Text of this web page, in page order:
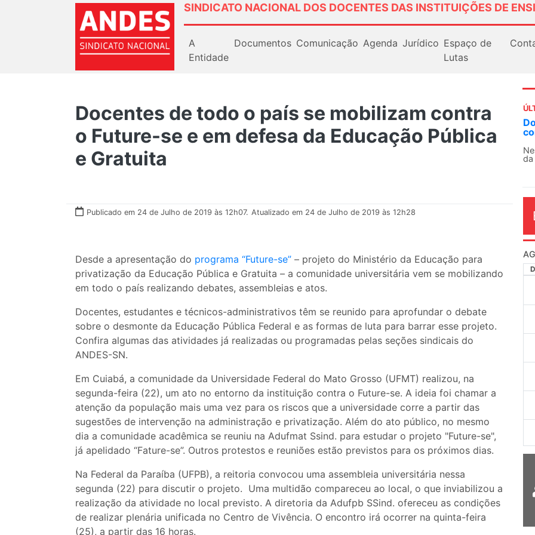
SINDICATO NACIONAL DOS DOCENTES DAS INSTITUIÇÕES DE
A
Entidade
Documentos Comunicação Agenda Jurídico Espaço de
Lutas
Docentes de todo o país se mobilizam contra
o Future-se e em defesa da Educação Pública
e Gratuita
Publicado em 24 de Julho de 2019 às 12h07. Atualizado em 24 de Julho de 2019 às 12h28
Desde a apresentação do programa “Future-se” – projeto do Ministério da Educação para
privatização da Educação Pública e Gratuita – a comunidade universitária vem se mobilizando
em todo o país realizando debates, assembleias e atos.
Docentes, estudantes e técnicos-administrativos têm se reunido para aprofundar o debate
sobre o desmonte da Educação Pública Federal e as formas de luta para barrar esse projeto.
Confira algumas das atividades já realizadas ou programadas pelas seções sindicais do
ANDES-SN.
Em Cuiabá, a comunidade da Universidade Federal do Mato Grosso (UFMT) realizou, na
segunda-feira (22), um ato no entorno da instituição contra o Future-se. A ideia foi chamar a
atenção da população mais uma vez para os riscos que a universidade corre a partir das
sugestões de intervenção na administração e privatização. Além do ato público, no mesmo
dia a comunidade acadêmica se reuniu na Adufmat Ssind. para estudar o projeto "Future-se",
já apelidado “Fature-se”. Outros protestos e reuniões estão previstos para os próximos dias.
Na Federal da Paraíba (UFPB), a reitoria convocou uma assembleia universitária nessa
segunda (22) para discutir o projeto. Uma multidão compareceu ao local, o que inviabilizou a
realização da atividade no local previsto. A diretoria da Adufpb SSind. ofereceu as condições
de realizar plenária unificada no Centro de Vivência. O encontro irá ocorrer na quinta-feira
(25), a partir das 16 horas.
Docentes paralisam novamente as atividades
contra as políticas de Milei na Argentina
Nessa segunda-feira (3), sindicatos de docentes
O